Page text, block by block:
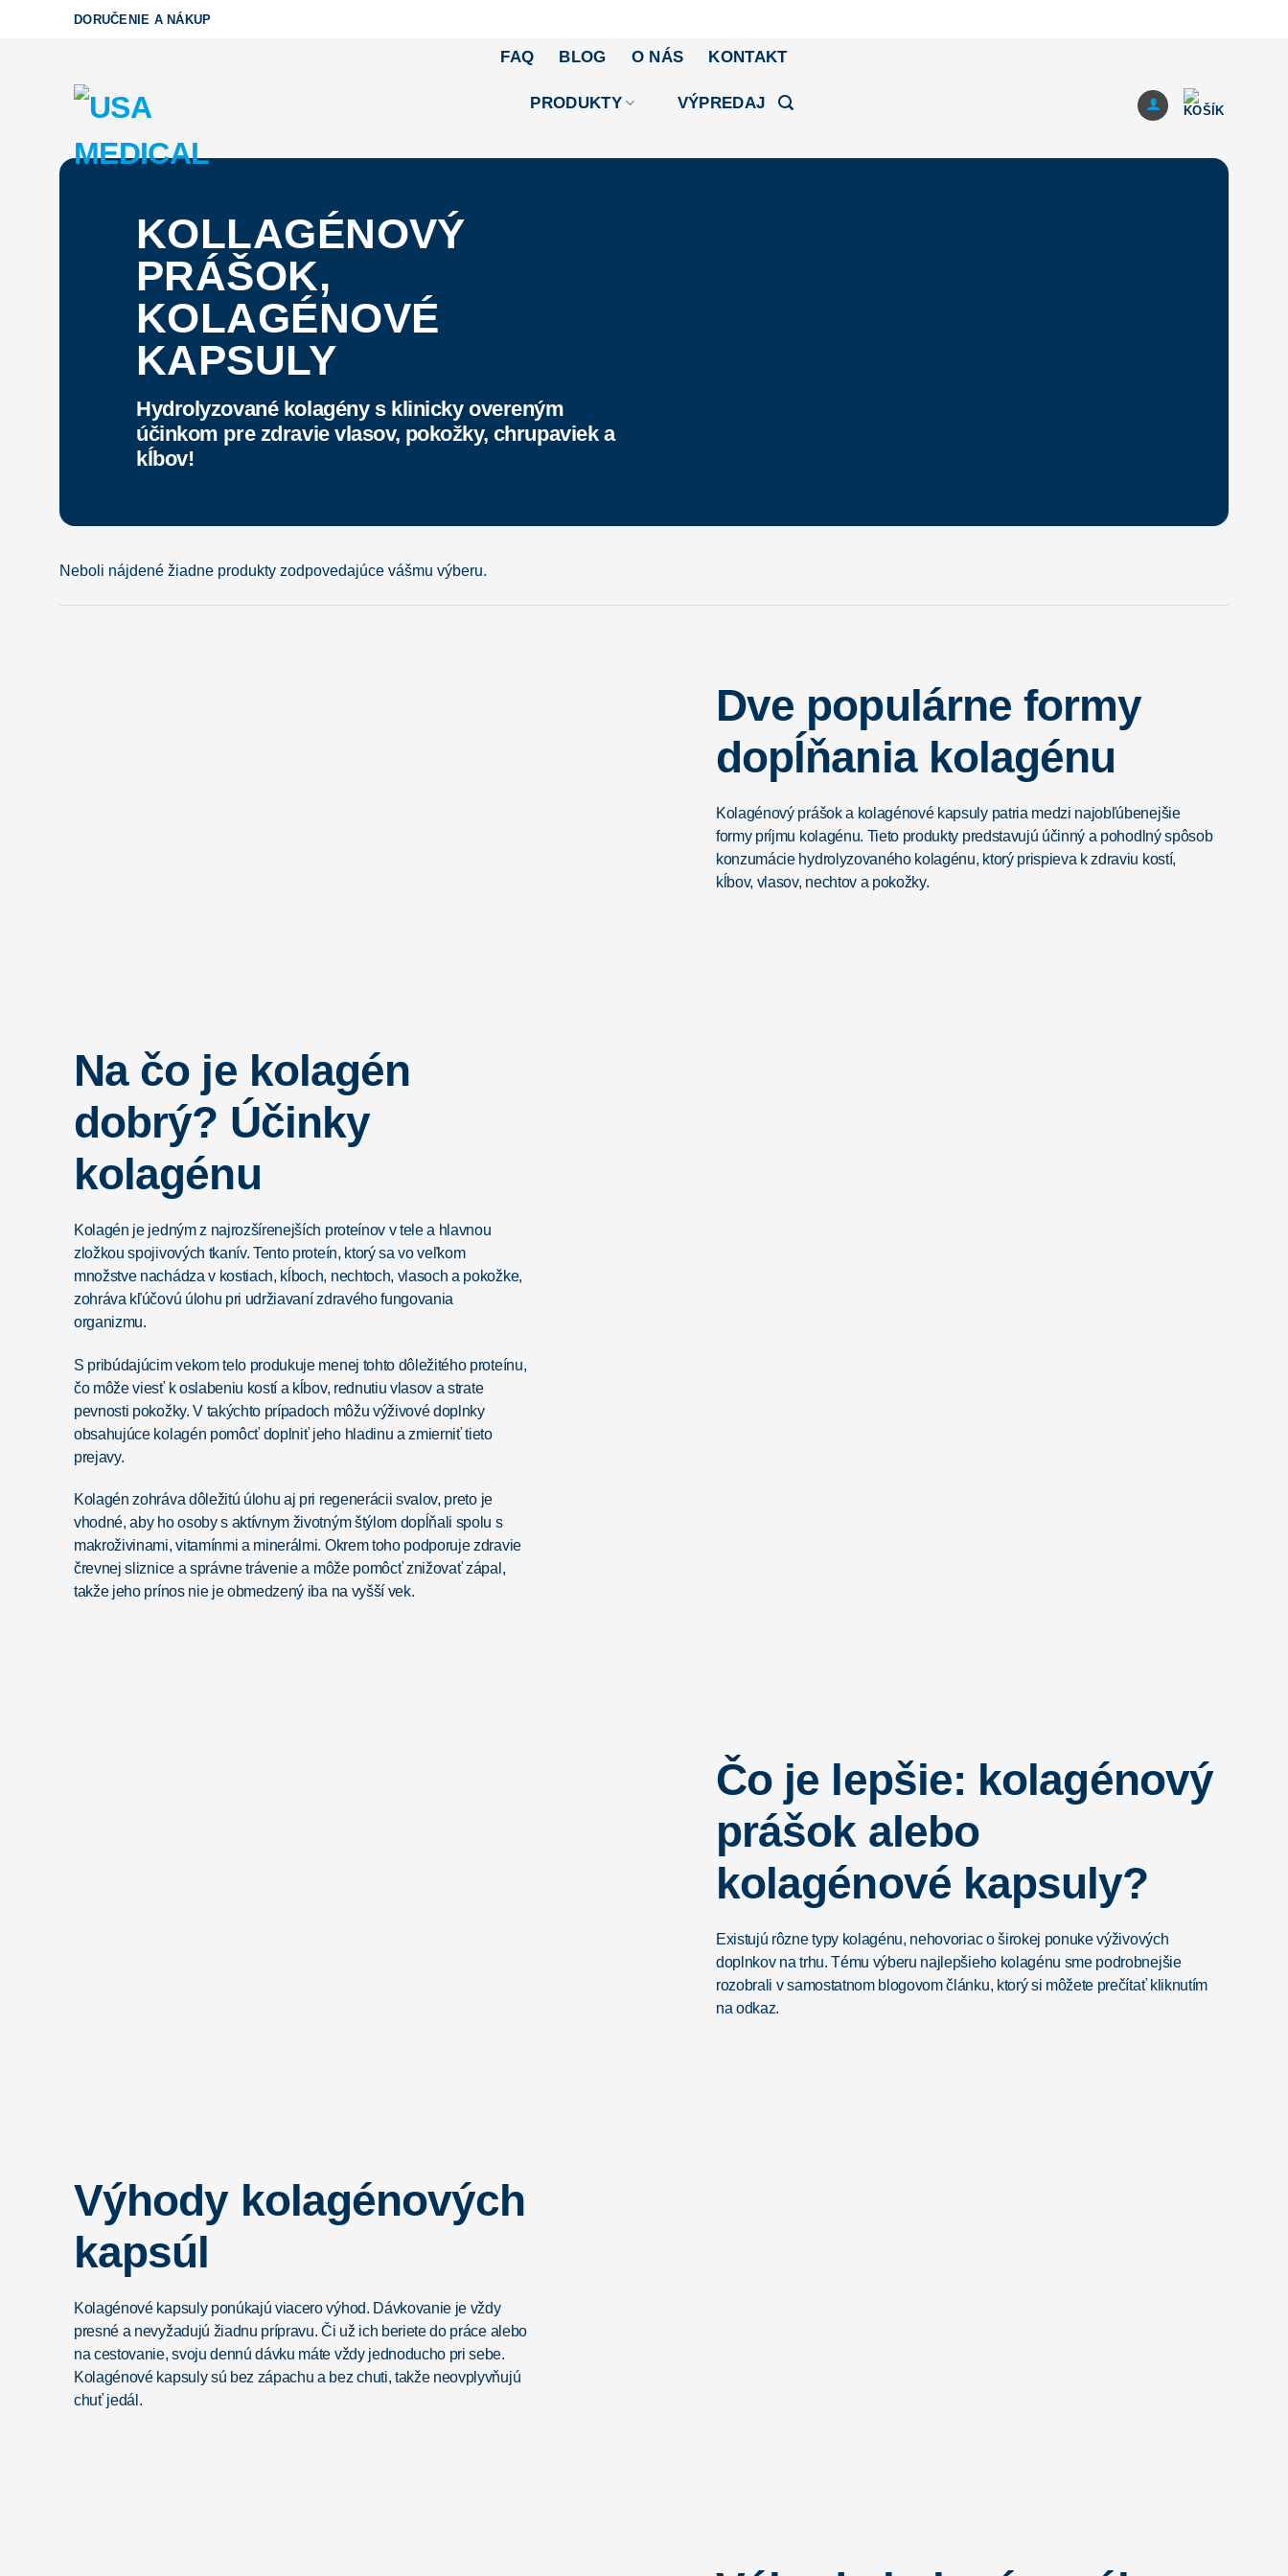
DORUČENIE A NÁKUP
FAQ BLOG O NÁS KONTAKT
PRODUKTY VÝPREDAJ
KOLLAGÉNOVÝ
PRÁŠOK,
KOLAGÉNOVÉ
KAPSULY
Hydrolyzované kolagény s klinicky overeným
účinkom pre zdravie vlasov, pokožky, chrupaviek a
kĺbov!
Neboli nájdené žiadne produkty zodpovedajúce vášmu výberu.
Dve populárne formy
dopĺňania kolagénu
Kolagénový prášok a kolagénové kapsuly patria medzi najobľúbenejšie
formy príjmu kolagénu. Tieto produkty predstavujú účinný a pohodlný spôsob
konzumácie hydrolyzovaného kolagénu, ktorý prispieva k zdraviu kostí,
kĺbov, vlasov, nechtov a pokožky.
Na čo je kolagén
dobrý? Účinky
kolagénu
Kolagén je jedným z najrozšírenejších proteínov v tele a hlavnou
zložkou spojivových tkanív. Tento proteín, ktorý sa vo veľkom
množstve nachádza v kostiach, kĺboch, nechtoch, vlasoch a pokožke,
zohráva kľúčovú úlohu pri udržiavaní zdravého fungovania
organizmu.
S pribúdajúcim vekom telo produkuje menej tohto dôležitého proteínu,
čo môže viesť k oslabeniu kostí a kĺbov, rednutiu vlasov a strate
pevnosti pokožky. V takýchto prípadoch môžu výživové doplnky
obsahujúce kolagén pomôcť doplniť jeho hladinu a zmierniť tieto
prejavy.
Kolagén zohráva dôležitú úlohu aj pri regenerácii svalov, preto je
vhodné, aby ho osoby s aktívnym životným štýlom dopĺňali spolu s
makroživinami, vitamínmi a minerálmi. Okrem toho podporuje zdravie
črevnej sliznice a správne trávenie a môže pomôcť znižovať zápal,
takže jeho prínos nie je obmedzený iba na vyšší vek.
Čo je lepšie: kolagénový
prášok alebo
kolagénové kapsuly?
Existujú rôzne typy kolagénu, nehovoriac o širokej ponuke výživových
doplnkov na trhu. Tému výberu najlepšieho kolagénu sme podrobnejšie
rozobrali v samostatnom blogovom článku, ktorý si môžete prečítať kliknutím
na odkaz.
Výhody kolagénových
kapsúl
Kolagénové kapsuly ponúkajú viacero výhod. Dávkovanie je vždy
presné a nevyžadujú žiadnu prípravu. Či už ich beriete do práce alebo
na cestovanie, svoju dennú dávku máte vždy jednoducho pri sebe.
Kolagénové kapsuly sú bez zápachu a bez chuti, takže neovplyvňujú
chuť jedál.